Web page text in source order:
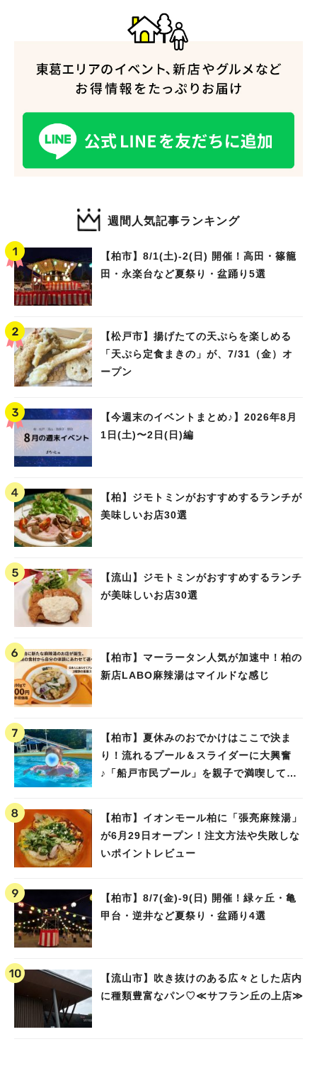
週間人気記事ランキング
【柏市】8/1(土)‐2(日) 開催！高田・篠籠
田・永楽台など夏祭り・盆踊り5選
【松戸市】揚げたての天ぷらを楽しめる
「天ぷら定食まきの」が、7/31（金）オ
ープン
【今週末のイベントまとめ♪】2026年8月
1日(土)〜2日(日)編
【柏】ジモトミンがおすすめするランチが
美味しいお店30選
【流山】ジモトミンがおすすめするランチ
が美味しいお店30選
【柏市】マーラータン人気が加速中！柏の
新店LABO麻辣湯はマイルドな感じ
【柏市】夏休みのおでかけはここで決ま
り！流れるプール＆スライダーに大興奮
♪「船戸市民プール」を親子で満喫してき
【柏市】イオンモール柏に「張亮麻辣湯」
が6月29日オープン！注文方法や失敗しな
いポイントレビュー
【柏市】8/7(金)‐9(日) 開催！緑ヶ丘・亀
甲台・逆井など夏祭り・盆踊り4選
【流山市】吹き抜けのある広々とした店内
に種類豊富なパン♡≪サフラン丘の上店≫
人気のキーワード
#ラーメン#ショッピング#カフェ#スイーツ#パン #カレー #柏駅
#教えたい／教えて投稿記事
#教えたい/こんなの見つけた